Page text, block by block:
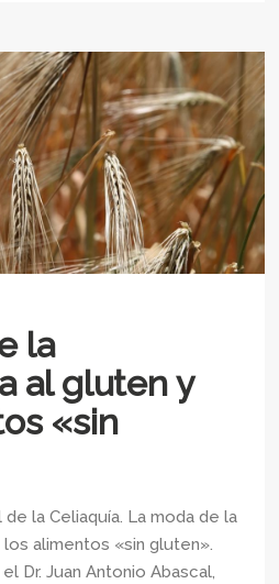
la
al gluten y
«sin
la Celiaquía. La moda de la
alimentos «sin gluten».
Dr. Juan Antonio Abascal,